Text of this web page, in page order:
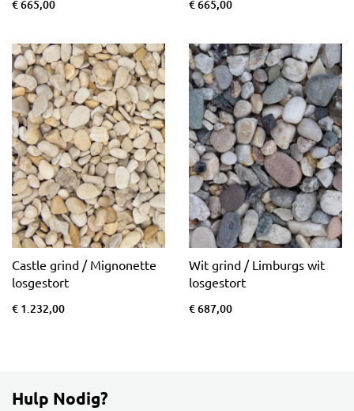
€ 665,00 € 665,00
Castle grind / Mignonette
losgestort
€ 1.232,00
Wit grind / Limburgs wit
losgestort
€ 687,00
Hulp Nodig?